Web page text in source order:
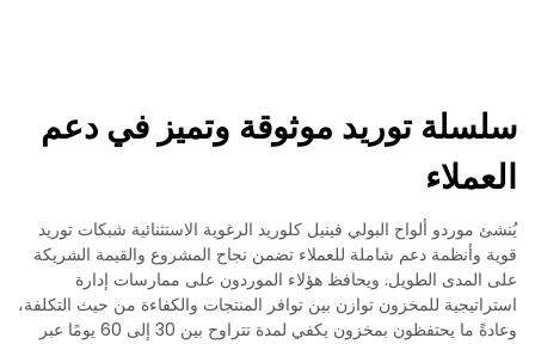
سلسلة توريد موثوقة وتميز في دعم
العملاء
يُنشئ موردو ألواح البولي فينيل كلوريد الرغوية الاستثنائية شبكات توريد
قوية وأنظمة دعم شاملة للعملاء تضمن نجاح المشروع والقيمة الشريكة
على المدى الطويل. ويحافظ هؤلاء الموردون على ممارسات إدارة
استراتيجية للمخزون توازن بين توافر المنتجات والكفاءة من حيث التكلفة،
وعادةً ما يحتفظون بمخزون يكفي لمدة تتراوح بين 30 إلى 60 يومًا عبر